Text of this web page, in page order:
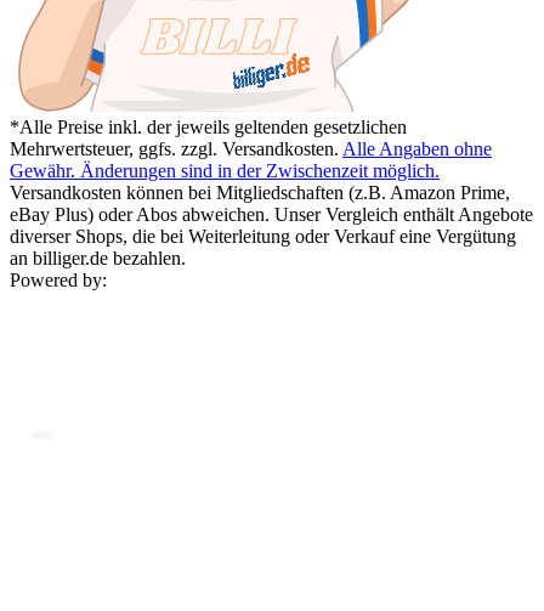
*Alle Preise inkl. der jeweils geltenden gesetzlichen
Mehrwertsteuer, ggfs. zzgl. Versandkosten. Alle Angaben ohne
Gewähr. Änderungen sind in der Zwischenzeit möglich.
Versandkosten können bei Mitgliedschaften (z.B. Amazon Prime,
eBay Plus) oder Abos abweichen. Unser Vergleich enthält Angebote
diverser Shops, die bei Weiterleitung oder Verkauf eine Vergütung
an billiger.de bezahlen.
Powered by: